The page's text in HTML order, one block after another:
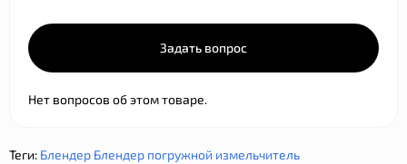
Задать вопрос
Нет вопросов об этом товаре.
Теги: Блендер Блендер погружной измельчитель